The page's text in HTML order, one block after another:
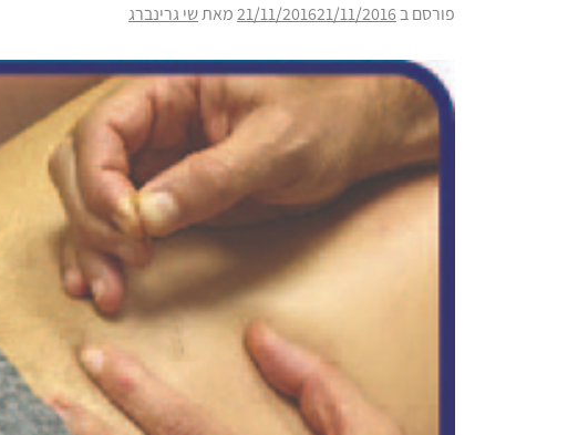
פורסם ב 21/11/201621/11/2016 מאתשי גרינברג